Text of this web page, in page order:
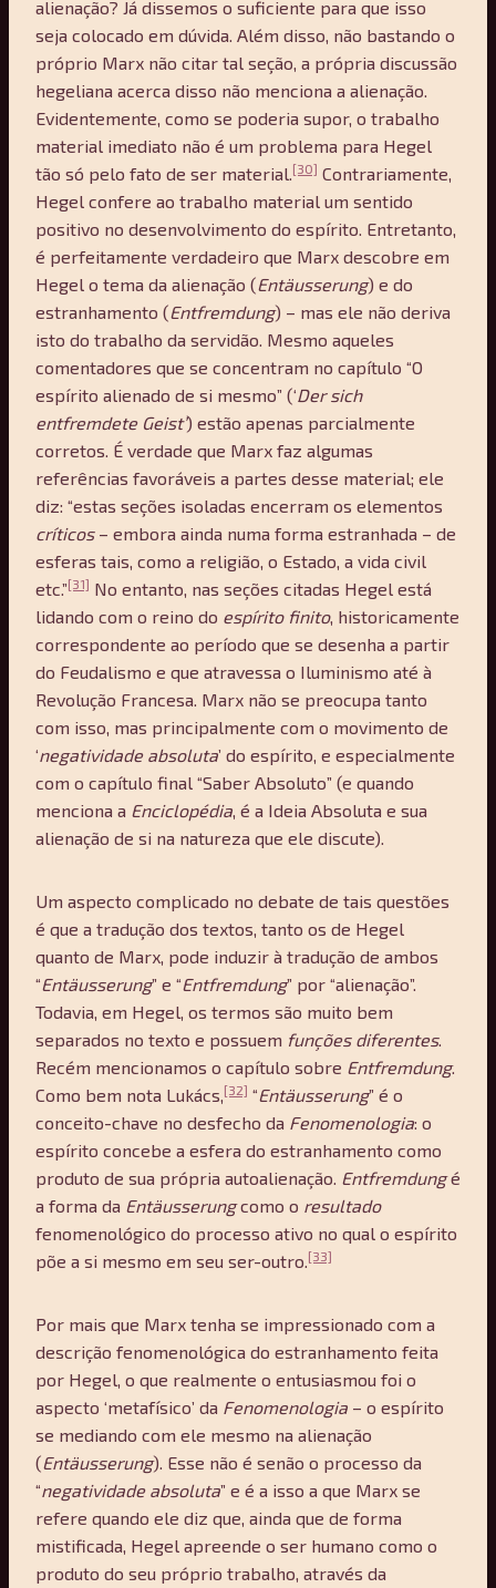
alienação? Já dissemos o suficiente para que isso
seja colocado em dúvida. Além disso, não bastando o
próprio Marx não citar tal seção, a própria discussão
hegeliana acerca disso não menciona a alienação.
Evidentemente, como se poderia supor, o trabalho
material imediato não é um problema para Hegel
tão só pelo fato de ser material.[30] Contrariamente,
Hegel confere ao trabalho material um sentido
positivo no desenvolvimento do espírito. Entretanto,
é perfeitamente verdadeiro que Marx descobre em
Hegel o tema da alienação (Entäusserung) e do
estranhamento (Entfremdung) – mas ele não deriva
isto do trabalho da servidão. Mesmo aqueles
comentadores que se concentram no capítulo “O
espírito alienado de si mesmo” (‘Der sich
entfremdete Geist’) estão apenas parcialmente
corretos. É verdade que Marx faz algumas
referências favoráveis a partes desse material; ele
diz: “estas seções isoladas encerram os elementos
críticos– embora ainda numa forma estranhada – de
esferas tais, como a religião, o Estado, a vida civil
etc.”[31] No entanto, nas seções citadas Hegel está
lidando com o reino do espírito finito, historicamente
correspondente ao período que se desenha a partir
do Feudalismo e que atravessa o Iluminismo até à
Revolução Francesa. Marx não se preocupa tanto
com isso, mas principalmente com o movimento de
‘negatividade absoluta’ do espírito, e especialmente
com o capítulo final “Saber Absoluto” (e quando
menciona a Enciclopédia, é a Ideia Absoluta e sua
alienação de si na natureza que ele discute).
Um aspecto complicado no debate de tais questões
é que a tradução dos textos, tanto os de Hegel
quanto de Marx, pode induzir à tradução de ambos
“Entäusserung” e “Entfremdung” por “alienação”.
Todavia, em Hegel, os termos são muito bem
separados no texto e possuem funções diferentes.
Recém mencionamos o capítulo sobre Entfremdung.
Como bem nota Lukács,[32] “Entäusserung” é o
conceito-chave no desfecho da Fenomenologia: o
espírito concebe a esfera do estranhamento como
produto de sua própria autoalienação. Entfremdungé
a forma da Entäusserungcomo o resultado
fenomenológico do processo ativo no qual o espírito
põe a si mesmo em seu ser-outro.[33]
Por mais que Marx tenha se impressionado com a
descrição fenomenológica do estranhamento feita
por Hegel, o que realmente o entusiasmou foi o
aspecto ‘metafísico’ da Fenomenologia – o espírito
se mediando com ele mesmo na alienação
(Entäusserung). Esse não é senão o processo da
“negatividade absoluta” e é a isso a que Marx se
refere quando ele diz que, ainda que de forma
mistificada, Hegel apreende o ser humano como o
produto do seu próprio trabalho, através da